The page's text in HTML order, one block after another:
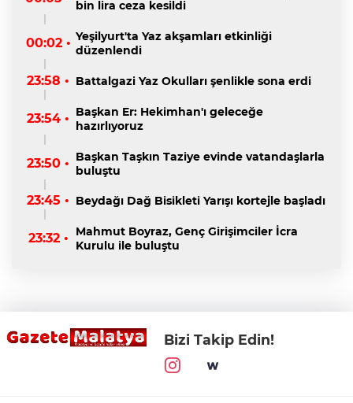
bin lira ceza kesildi
00:02 • Yeşilyurt'ta Yaz akşamları etkinliği
düzenlendi
23:58 • Battalgazi Yaz Okulları şenlikle sona erdi
23:54 • Başkan Er: Hekimhan'ı geleceğe
hazırlıyoruz
23:50 • Başkan Taşkın Taziye evinde vatandaşlarla
buluştu
23:45 • Beydağı Dağ Bisikleti Yarışı kortejle başladı
23:32 •
Mahmut Boyraz, Genç Girişimciler İcra
Kurulu ile buluştu
Bizi Takip Edin!